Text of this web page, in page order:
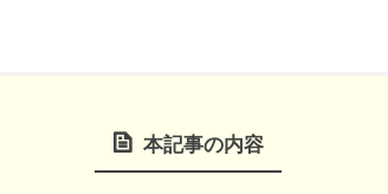
本記事の内容